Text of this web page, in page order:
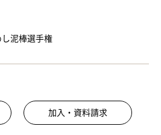
し泥棒選手権
加入・資料請求